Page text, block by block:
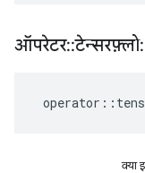
ऑपरेटर::टेन्सरफ़्लो
operator ::
क्या